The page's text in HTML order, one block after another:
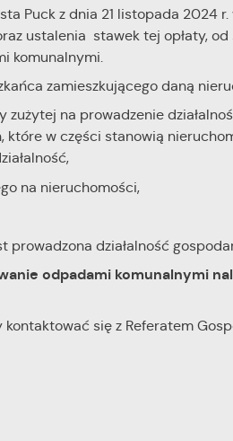
Puck z dnia 21 listopada 2024
ustalenia stawek tej opłaty,
komunalnymi.
zamieszkującego daną
na prowadzenie
w części stanowią
na nieruchomości,
działalność
odpadami komunalnymi
się z Referatem